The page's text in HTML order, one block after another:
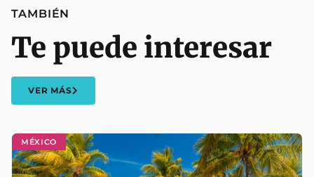
MÉXICO
TAMBIÉN
Te puede interesar
VER MÁS